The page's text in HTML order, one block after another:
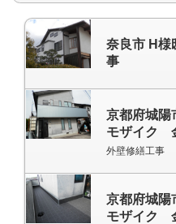
奈良市 H様
事
京都府城
モザイク
外壁修繕工事
京都府城
モザイク